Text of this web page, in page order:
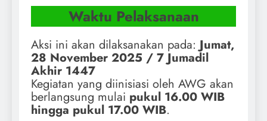
Waktu Pelaksanaan
Aksi ini akan dilaksanakan pada: Jumat,
28 November 2025 / 7 Jumadil
Akhir 1447
Kegiatan yang diinisiasi oleh AWG akan
berlangsung mulai pukul 16.00 WIB
hingga pukul 17.00 WIB.